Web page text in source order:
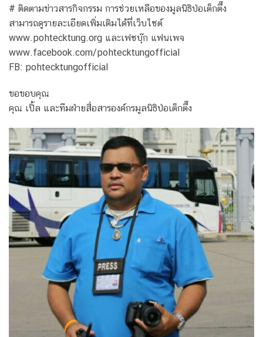
# ติดตามข่าวสารกิจกรรม การช่วยเหลือของมูลนิธิป่อเต็กตึ๊ง
สามารถดูรายละเอียดเพิ่มเติมได้ที่เว็บไซต์
www.pohtecktung.org และเฟซบุ๊ก แฟนเพจ
www.facebook.com/pohtecktungofficial
FB: pohtecktungofficial
ขอขอบคุณ
คุณ เปิ้ล และทีมฝ่ายสื่อสารองค์กรมูลนิธิป่อเต็กตึ๊ง